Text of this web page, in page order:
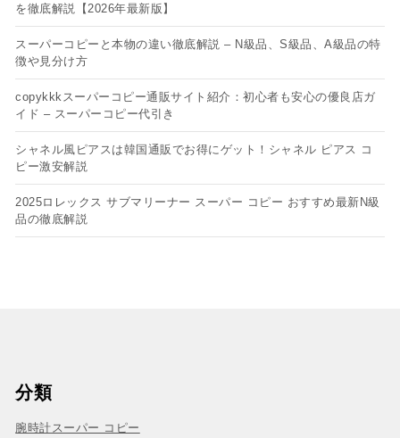
を徹底解説【2026年最新版】
スーパーコピーと本物の違い徹底解説 – N級品、S級品、A級品の特
徴や見分け方
copykkkスーパーコピー通販サイト紹介：初心者も安心の優良店ガ
イド – スーパーコピー代引き
シャネル風ピアスは韓国通販でお得にゲット！シャネル ピアス コ
ピー​激安解説
2025ロレックス サブマリーナー スーパー コピー おすすめ最新N級
品の徹底解説
分類
腕時計スーパー コピー